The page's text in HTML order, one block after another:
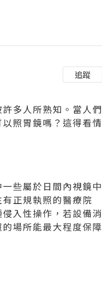
追蹤
多人所熟知。當人們
照胃鏡嗎？這得看情
些屬於日間內視鏡中
正規執照的醫療院
入性操作，若設備消
場所能最大程度保障